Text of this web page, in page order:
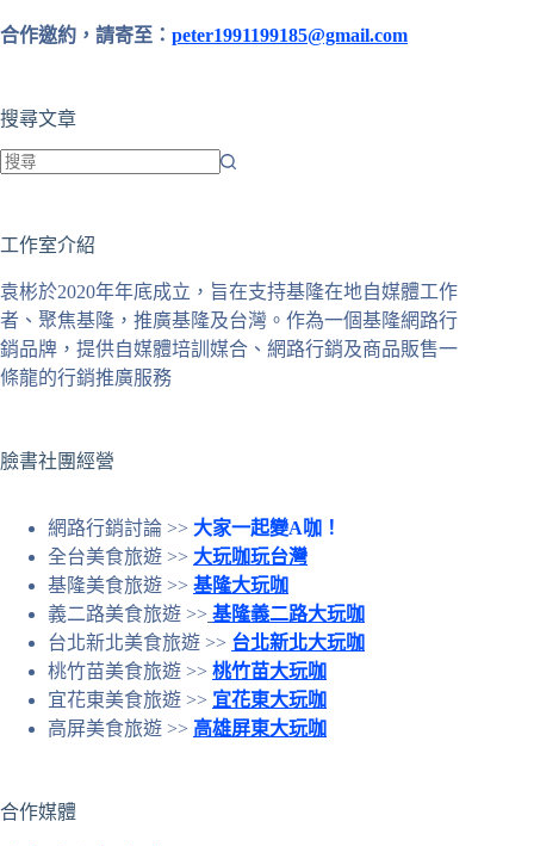
合作邀約，請寄至： peter1991199185@gmail.com
搜尋文章
到
合
條
件
的
果
工作室介紹
袁彬於2020年年底成立，旨在支持基隆在地自媒體工作
者、聚焦基隆，推廣基隆及台灣。作為一個基隆網路行
銷品牌，提供自媒體培訓媒合、網路行銷及商品販售一
條龍的行銷推廣服務
臉書社團經營
網路行銷討論 >> 大家一起變A咖！
全台美食旅遊 >> 大玩咖玩台灣
基隆美食旅遊 >> 基隆大玩咖
義二路美食旅遊 >> 基隆義二路大玩咖
台北新北美食旅遊 >> 台北新北大玩咖
桃竹苗美食旅遊 >> 桃竹苗大玩咖
宜花東美食旅遊 >> 宜花東大玩咖
高屏美食旅遊 >> 高雄屏東大玩咖
合作媒體